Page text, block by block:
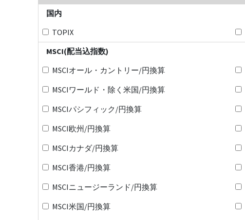
国内
TOPIX
MSCI(配当込指数)
MSCIオール・カントリー/円換算
MSCIワールド・除く米国/円換算
MSCIパシフィック/円換算
MSCI欧州/円換算
MSCIカナダ/円換算
MSCI香港/円換算
MSCIニュージーランド/円換算
MSCI米国/円換算